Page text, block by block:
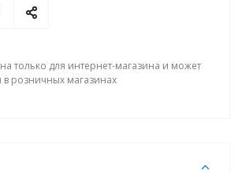
только для интернет-магазина и может
в розничных магазинах